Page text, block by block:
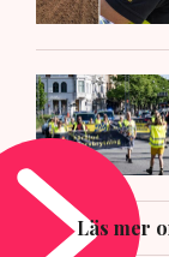
Läs mer